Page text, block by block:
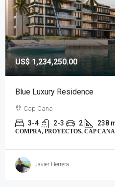
US$ 1,234,250.00
Blue Luxury Residence
Cap Cana
3-4 2-3 2 238
COMPRA, PROYECTOS, CAP CANA
Javier Herrera